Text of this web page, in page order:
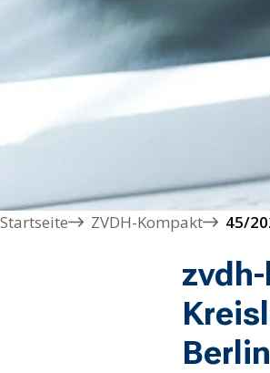
Startseite ZVDH-Kompakt
Berlin